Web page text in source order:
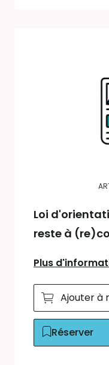
Loi
reste à
Plus
Ajouter à
Réserver